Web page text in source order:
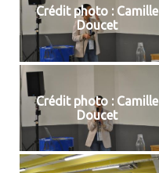
Crédit photo : Camille
Doucet
Crédit photo : Camille
Doucet